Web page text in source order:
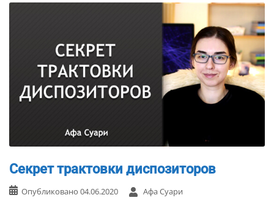
Секрет трактовки диспозиторов
Опубликовано 04.06.2020 Афа Суари